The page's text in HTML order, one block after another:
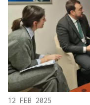
12 FEB 2025